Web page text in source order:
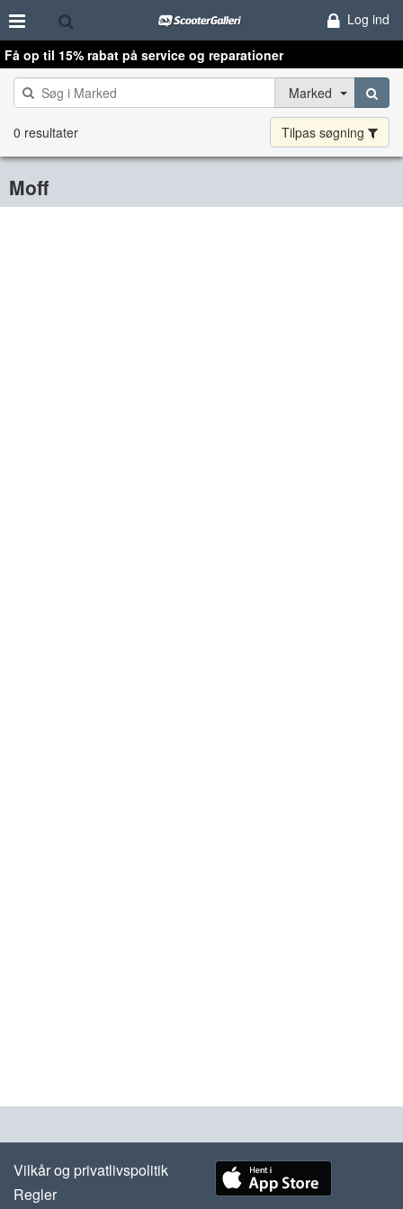
Log ind
Få op til 15% rabat på service og reparationer
Marked
0 resultater Tilpas søgning
Moff
Vilkår og privatlivspolitik
Regler